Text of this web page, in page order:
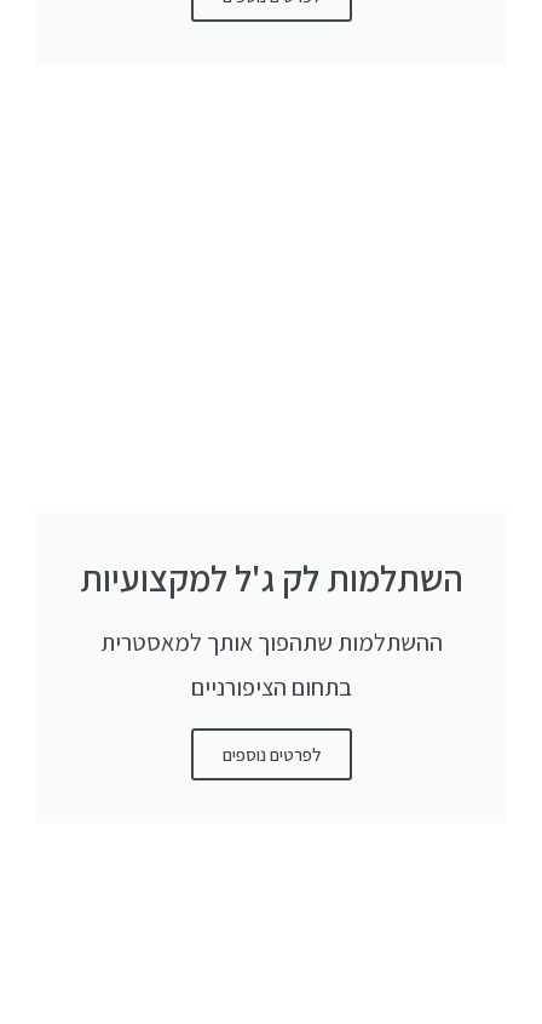
השתלמות לק ג'ל למקצועיות
ההשתלמות שתהפוך אותך למאסטרית
בתחום הציפורניים
לפרטים נוספים